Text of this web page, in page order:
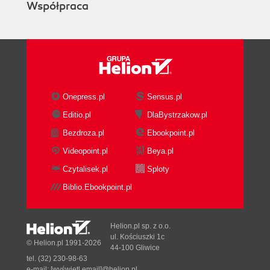
Polecenie arch (69)
Informacje o pamięci systemowej (72)
Poziom uruchomienia systemu (73)
Demony usług (74)
Uruchamianie i zatrzymywanie (74)
Ustawianie demonów do startu w
odpowiednim trybie (75)
Użytkownicy (76)
Grupy (78)
Współpraca
Onepress.pl
Sensus.pl
Editio.pl
DlaBystrzakow.pl
Bezdroza.pl
Ebookpoint.pl
Videopoint.pl
Beya.pl
Czytalisek.pl
Sploty
Biblio.Ebookpoint.pl
© Helion.pl 1991-2026
Helion.pl sp. z o.o.
ul. Kościuszki 1c
44-100 Gliwice
tel. (32) 230-98-63